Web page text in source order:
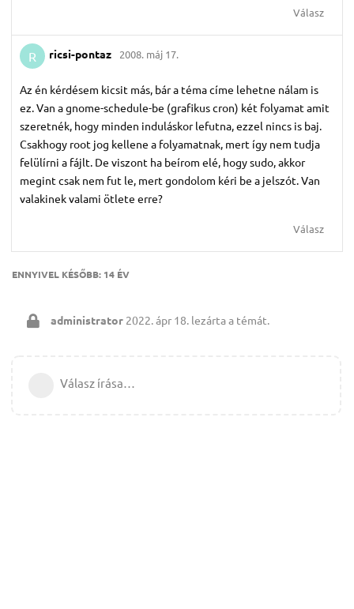
Válasz
R ricsi-pontaz 2008. máj 17.
Az én kérdésem kicsit más, bár a téma címe lehetne nálam is
ez. Van a gnome-schedule-be (grafikus cron) két folyamat amit
szeretnék, hogy minden induláskor lefutna, ezzel nincs is baj.
Csakhogy root jog kellene a folyamatnak, mert így nem tudja
felülírni a fájlt. De viszont ha beírom elé, hogy sudo, akkor
megint csak nem fut le, mert gondolom kéri be a jelszót. Van
valakinek valami ötlete erre?
Válasz
ENNYIVEL KÉSŐBB: 14 ÉV
administrator 2022. ápr 18. lezárta a témát.
Válasz írása…